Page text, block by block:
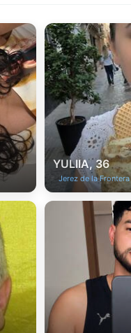
YULIIA, 36
Jerez de la Frontera